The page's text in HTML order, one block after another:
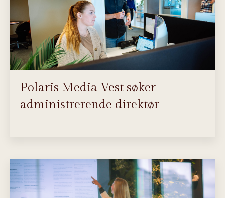
Polaris Media Vest søker
administrerende direktør